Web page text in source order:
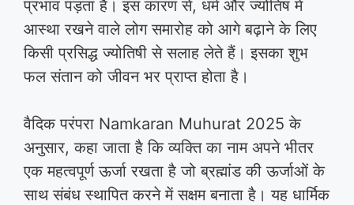
प्रभाव पड़ता है। इस कारण से, धर्म और ज्योतिष में
आस्था रखने वाले लोग समारोह को आगे बढ़ाने के लिए
किसी प्रसिद्ध ज्योतिषी से सलाह लेते हैं। इसका शुभ
फल संतान को जीवन भर प्राप्त होता है।
वैदिक परंपरा Namkaran Muhurat 2025 के
अनुसार, कहा जाता है कि व्यक्ति का नाम अपने भीतर
एक महत्वपूर्ण ऊर्जा रखता है जो ब्रह्मांड की ऊर्जाओं के
साथ संबंध स्थापित करने में सक्षम बनाता है। यह धार्मिक